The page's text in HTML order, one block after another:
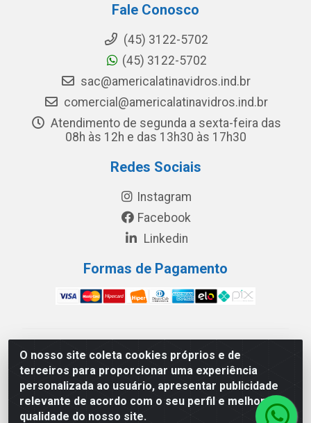
O nosso site coleta cookies próprios e de
terceiros para proporcionar uma experiência
personalizada ao usuário, apresentar publicidade
relevante de acordo com o seu perfil e melhorar a
qualidade do nosso site.
Fale Conosco
(45) 3122-5702
(45) 3122-5702
sac@americalatinavidros.ind.br
comercial@americalatinavidros.ind.br
Atendimento de segunda a sexta-feira das
08h às 12h e das 13h30 às 17h30
Redes Sociais
Instagram
Facebook
Linkedin
Formas de Pagamento
América Latina Indústria e Comércio de Vidros LTDA -
CNPJ 19.813.045/0001-03 - Rua Carlos Drummond de
Andrade, 151 Núcleo Industrial III – Cascavel/PR - CEP
85.811-530